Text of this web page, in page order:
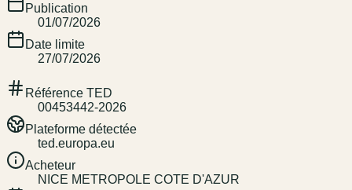
Publication
01/07/2026
Date limite
27/07/2026
Référence TED
00453442-2026
Plateforme détectée
ted.europa.eu
Acheteur
NICE METROPOLE COTE D'AZUR